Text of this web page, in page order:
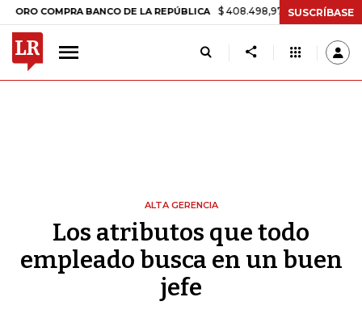
COMPRA BANCO DE LA REPÚBLICA $ 408.498,97 +$ 8.753,81 +2,19%
SUSCRÍBASE
ALTA GERENCIA
Los atributos que todo
empleado busca en un buen
jefe